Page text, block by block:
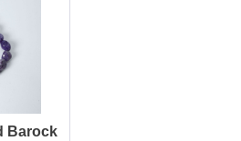
Barock